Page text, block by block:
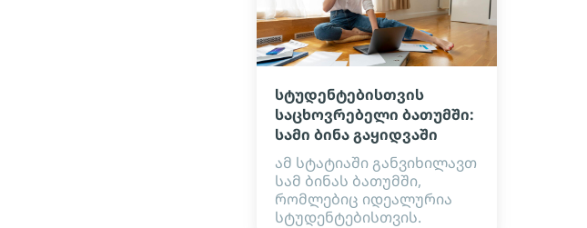
სტუდენტებისთვის
საცხოვრებელი ბათუმში:
სამი ბინა გაყიდვაში
ამ სტატიაში განვიხილავთ
სამ ბინას ბათუმში,
რომლებიც იდეალურია
სტუდენტებისთვის.